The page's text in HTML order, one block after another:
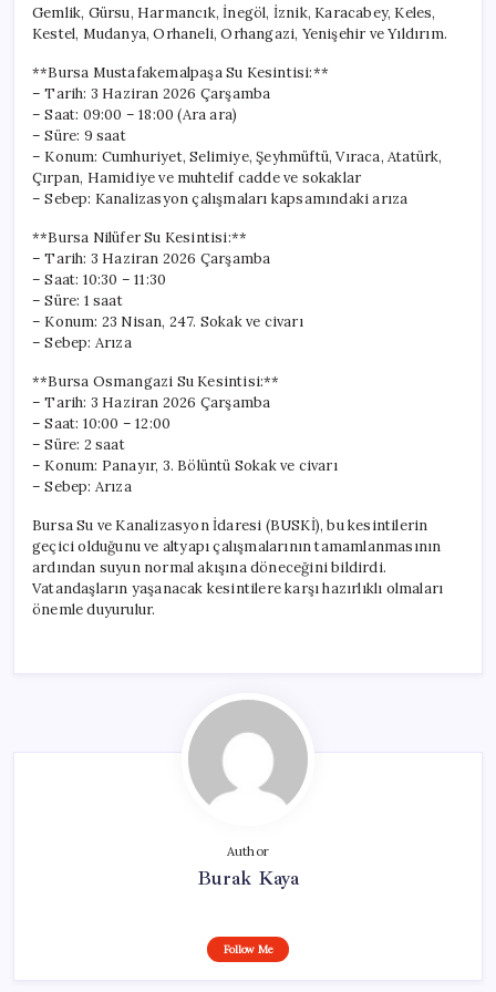
Gemlik, Gürsu, Harmancık, İnegöl, İznik, Karacabey, Keles,
Kestel, Mudanya, Orhaneli, Orhangazi, Yenişehir ve Yıldırım.
**Bursa Mustafakemalpaşa Su Kesintisi:**
– Tarih: 3 Haziran 2026 Çarşamba
– Saat: 09:00 – 18:00 (Ara ara)
– Süre: 9 saat
– Konum: Cumhuriyet, Selimiye, Şeyhmüftü, Vıraca, Atatürk,
Çırpan, Hamidiye ve muhtelif cadde ve sokaklar
– Sebep: Kanalizasyon çalışmaları kapsamındaki arıza
**Bursa Nilüfer Su Kesintisi:**
– Tarih: 3 Haziran 2026 Çarşamba
– Saat: 10:30 – 11:30
– Süre: 1 saat
– Konum: 23 Nisan, 247. Sokak ve civarı
– Sebep: Arıza
**Bursa Osmangazi Su Kesintisi:**
– Tarih: 3 Haziran 2026 Çarşamba
– Saat: 10:00 – 12:00
– Süre: 2 saat
– Konum: Panayır, 3. Bölüntü Sokak ve civarı
– Sebep: Arıza
Bursa Su ve Kanalizasyon İdaresi (BUSKİ), bu kesintilerin
geçici olduğunu ve altyapı çalışmalarının tamamlanmasının
ardından suyun normal akışına döneceğini bildirdi.
Vatandaşların yaşanacak kesintilere karşı hazırlıklı olmaları
önemle duyurulur.
Author
Burak Kaya
Follow Me